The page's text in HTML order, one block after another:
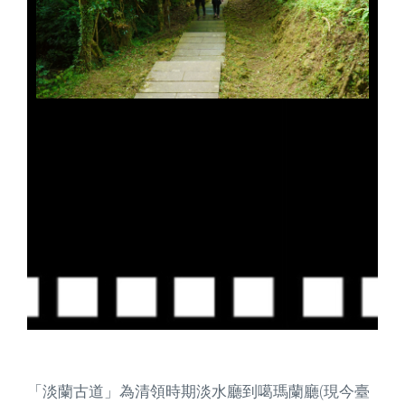
「淡蘭古道」為清領時期淡水廳到噶瑪蘭廳(現今臺